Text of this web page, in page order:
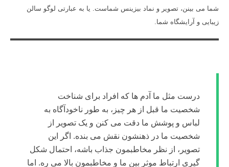
شما می بینن، تصویر و نماد بیزینس شماست. یا به عبارتی لوگو سالن
زیبایی و آرایشگاه شما.
درست مثل ما آدم ها که افراد برای شناخت
شخصیت ما قبل از هر چیز، به طور ناخودآگاه به
لباس و پوشش ما دقت می کنن و یک تصویر از
شخصیت ما در ذهنشون نقش می بنده. اگر این
تصویر، از نظر مخاطبمون جذاب باشه، احتمال شکل
گیری ارتباط موثر بین ما و مخاطبمون بالا می ره. اما